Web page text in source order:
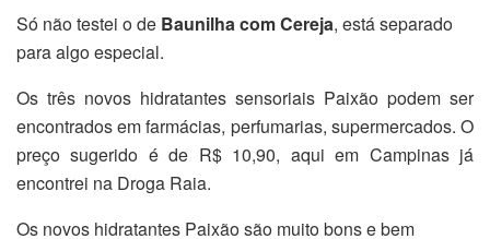
Só não testei o de Baunilha com Cereja, está separado
para algo especial.
Os três novos hidratantes sensoriais Paixão podem ser
encontrados em farmácias, perfumarias, supermercados. O
preço sugerido é de R$ 10,90, aqui em Campinas já
encontrei na Droga Raia.
Os novos hidratantes Paixão são muito bons e bem